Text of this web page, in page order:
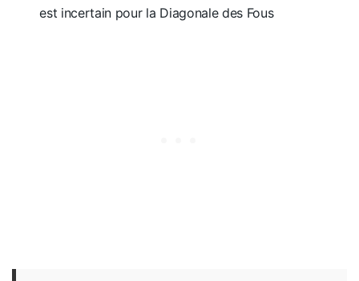
est incertain pour la Diagonale des Fous